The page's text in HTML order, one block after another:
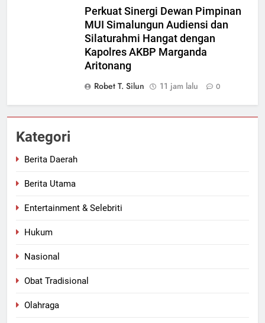
Perkuat Sinergi Dewan Pimpinan
MUI Simalungun Audiensi dan
Silaturahmi Hangat dengan
Kapolres AKBP Marganda
Aritonang
Robet T. Silun
11 jam lalu 0
Kategori
Berita Daerah
Berita Utama
Entertainment & Selebriti
Hukum
Nasional
Obat Tradisional
Olahraga